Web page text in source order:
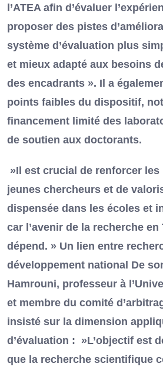
l’ATEA afin d’évaluer
proposer des pistes
système d’évaluation plus
et mieux adapté aux besoins
des encadrants ». Il a
points faibles du dispositif,
financement limité des
de soutien aux doctorants.
»Il est crucial de renforcer les
jeunes chercheurs et de
dispensée dans les écoles et
car l’avenir de la recherche en
dépend. » Un lien entre
développement national De
Hamrouni, professeur à
et membre du comité
insisté sur la dimension
d’évaluation : »L’objectif est
que la recherche scientifique